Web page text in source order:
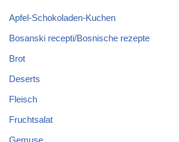
Apfel-Schokoladen-Kuchen
Bosanski recepti/Bosnische rezepte
Brot
Deserts
Fleisch
Fruchtsalat
Gemuse